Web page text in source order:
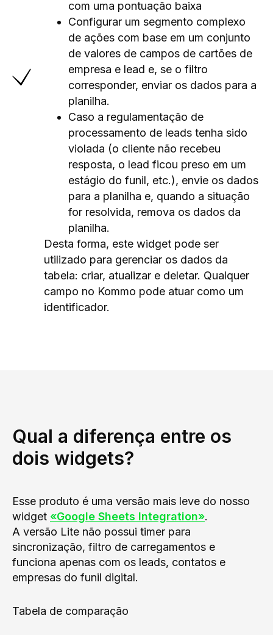
com uma pontuação baixa
Configurar um segmento complexo
de ações com base em um conjunto
de valores de campos de cartões de
empresa e lead e, se o filtro
corresponder, enviar os dados para a
planilha.
Caso a regulamentação de
processamento de leads tenha sido
violada (o cliente não recebeu
resposta, o lead ficou preso em um
estágio do funil, etc.), envie os dados
para a planilha e, quando a situação
for resolvida, remova os dados da
planilha.
Desta forma, este widget pode ser
utilizado para gerenciar os dados da
tabela: criar, atualizar e deletar. Qualquer
campo no Kommo pode atuar como um
identificador.
Qual a diferença entre os
dois widgets?
Esse produto é uma versão mais leve do nosso
widget «Google Sheets Integration».
A versão Lite não possui timer para
sincronização, filtro de carregamentos e
funciona apenas com os leads, contatos e
empresas do funil digital.
Tabela de comparação